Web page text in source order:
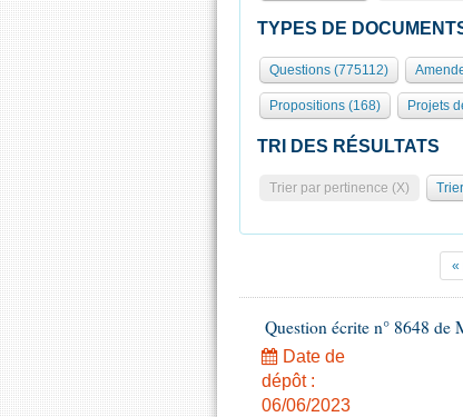
TYPES DE
Questions (775112)
Propositions (168) Projets
TRI DES RÉSULTATS
Trier par pertinence (X)
«
Question écrite n° 8648 de
Date de
dépôt :
06/06/2023